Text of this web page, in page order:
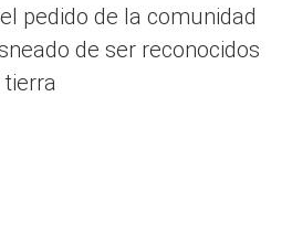
pedido de la comunidad
de ser reconocidos